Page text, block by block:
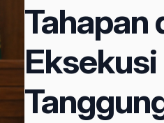
Tahapan